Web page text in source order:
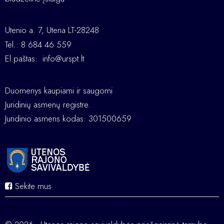
Utenio a. 7, Utena LT-28248
Tel.: 8 684 46 559
El.paštas: info@urspt.lt
Duomenys kaupiami ir saugomi
Juridinių asmenų registre.
Juridinio asmens kodas: 301500659
Sekite mus